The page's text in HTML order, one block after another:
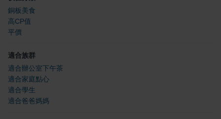
銅板美食
高CP值
平價
適合族群
適合辦公室下午茶
適合家庭點心
適合學生
適合爸爸媽媽